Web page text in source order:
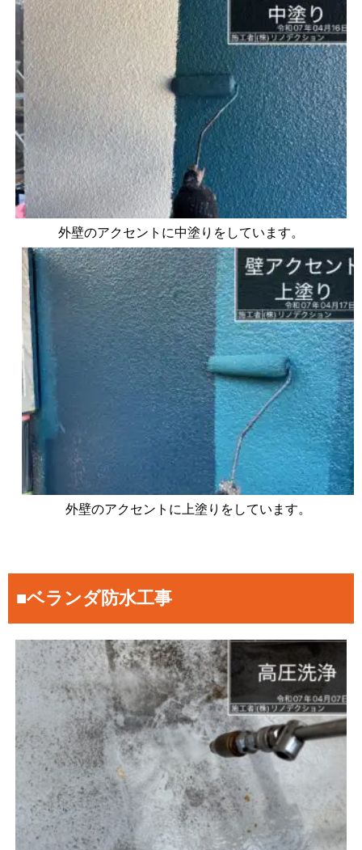
外壁のアクセントに中塗りをしています。
外壁のアクセントに上塗りをしています。
■ベランダ防水工事